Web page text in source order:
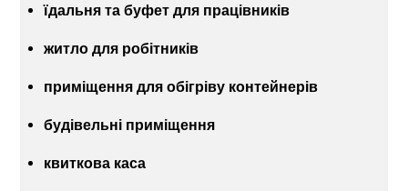
їдальня та буфет для працівників
житло для робітників
приміщення для обігріву контейнерів
будівельні приміщення
квиткова каса